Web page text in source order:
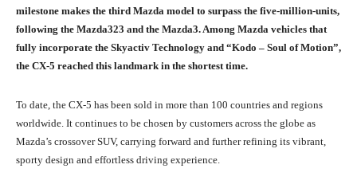
milestone makes the third Mazda model to surpass the five-million-units,
following the Mazda323 and the Mazda3. Among Mazda vehicles that
fully incorporate the Skyactiv Technology and “Kodo – Soul of Motion”,
the CX-5 reached this landmark in the shortest time.
To date, the CX-5 has been sold in more than 100 countries and regions
worldwide. It continues to be chosen by customers across the globe as
Mazda’s crossover SUV, carrying forward and further refining its vibrant,
sporty design and effortless driving experience.